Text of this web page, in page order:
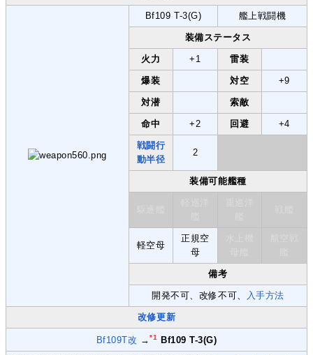
Bf109 T-3(G) 艦上戦闘機
装備ステータス
火力 +1 雷装
爆装 対空 +9
対潜 索敵
命中 +2 回避 +4
戦闘行
動半径
2
装備可能艦種
軽空母
正規空
母
備考
開発不可、改修不可、 入手方法
改修更新
Bf109T改 →*1 Bf109 T-3(G)